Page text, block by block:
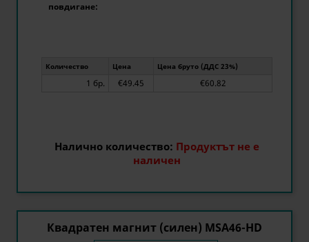
повдигане:
Количество Цена Цена бруто (ДДС 23%)
1 бр. €49.45 €60.82
Налично количество: Продуктът не е
наличен
Квадратен магнит (силен) MSA46-HD